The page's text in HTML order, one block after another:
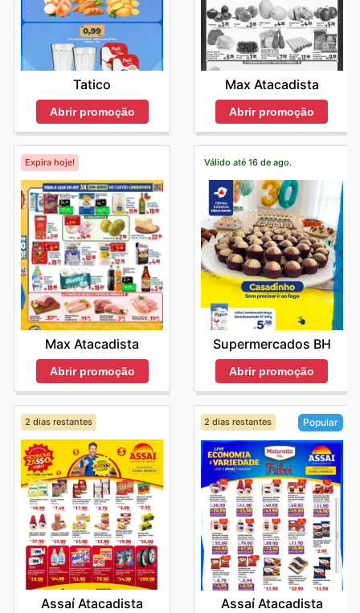
Tatico
Abrir promoção
Max Atacadista
Abrir promoção
Expira hoje!
Max Atacadista
Abrir promoção
Válido até 16 de ago.
Supermercados BH
Abrir promoção
2 dias restantes
Assaí Atacadista
2 dias restantes Popular
Assaí Atacadista